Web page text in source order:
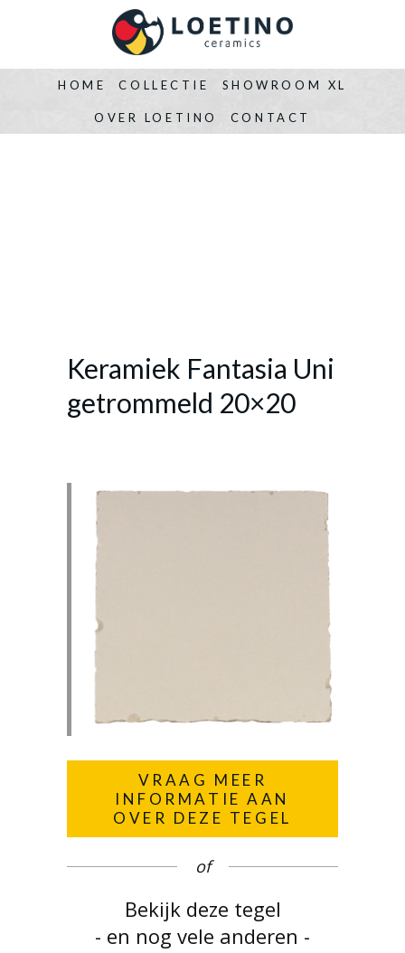
HOME COLLECTIE SHOWROOM XL
OVER LOETINO CONTACT
Keramiek Fantasia Uni
getrommeld 20×20
VRAAG MEER
INFORMATIE AAN
OVER DEZE TEGEL
of
Bekijk deze tegel
- en nog vele anderen -